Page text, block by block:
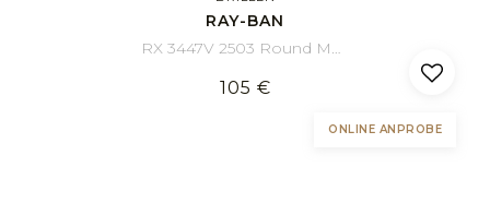
RAY-BAN
RX 3447V 2503 Round Metal 47/21
105 €
ONLINE ANPROBE